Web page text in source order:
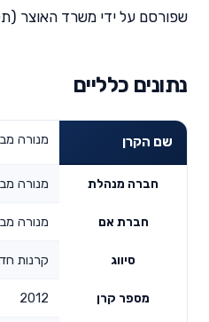
שפורסם על ידי משרד האוצר (תקופת
נתונים כלליים
שם הקרן מנורה
חברה מנהלת מנורה
חברת אם מנורה
סיווג קרנות
מספר קרן 2012